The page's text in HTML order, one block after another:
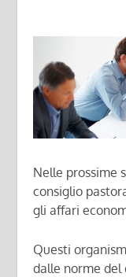
Nelle prossime
consiglio
gli affari
Questi
dalle norme